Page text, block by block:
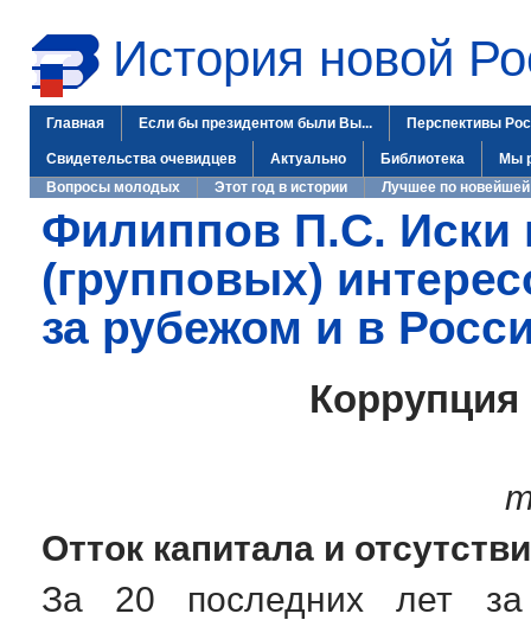
История новой
Главная Если бы президентом были Вы... Перспективы
Свидетельства очевидцев Актуально Библиотека
Мы
Вопросы молодых
Этот год в истории Лучшее по новейшей
Филиппов П.С. Иски
(групповых)
за рубежом и в
Отток капитала и
За 20 последних лет за